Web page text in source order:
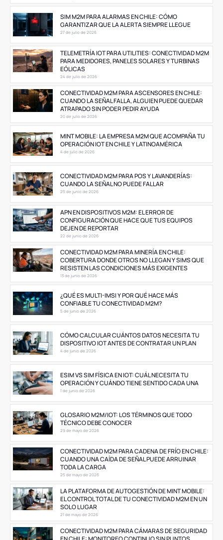
SIM M2M PARA ALARMAS EN CHILE: CÓMO
GARANTIZAR QUE LA ALERTA SIEMPRE LLEGUE
27 de julio de 2026
TELEMETRÍA IOT PARA UTILITIES: CONECTIVIDAD M2M
PARA MEDIDORES, PANELES SOLARES Y TURBINAS
EÓLICAS
24 de julio de 2026
CONECTIVIDAD M2M PARA ASCENSORES EN CHILE:
CUANDO LA SEÑAL FALLA, ALGUIEN PUEDE QUEDAR
ATRAPADO SIN PODER PEDIR AYUDA
20 de julio de 2026
MINT MOBILE: LA EMPRESA M2M QUE ACOMPAÑA TU
OPERACIÓN IOT EN CHILE Y LATINOAMÉRICA
4 de julio de 2026
CONECTIVIDAD M2M PARA POS Y LAVANDERÍAS:
CUANDO LA SEÑAL NO PUEDE FALLAR
25 de junio de 2026
APN EN DISPOSITIVOS M2M: EL ERROR DE
CONFIGURACIÓN QUE HACE QUE TUS EQUIPOS
DEJEN DE REPORTAR
22 de junio de 2026
CONECTIVIDAD M2M PARA MINERÍA EN CHILE:
COBERTURA DONDE OTROS NO LLEGAN Y SIMS QUE
RESISTEN LAS CONDICIONES MÁS EXIGENTES
13 de junio de 2026
¿QUÉ ES MULTI-IMSI Y POR QUÉ HACE MÁS
CONFIABLE TU CONECTIVIDAD M2M?
5 de junio de 2026
CÓMO CALCULAR CUÁNTOS DATOS NECESITA TU
DISPOSITIVO IOT ANTES DE CONTRATAR UN PLAN
4 de junio de 2026
ESIM VS SIM FÍSICA EN IOT: CUÁL NECESITA TU
OPERACIÓN Y CUÁNDO TIENE SENTIDO CADA UNA
1 de junio de 2026
GLOSARIO M2M/IOT: LOS TÉRMINOS QUE TODO
TÉCNICO DEBE CONOCER
29 de mayo de 2026
CONECTIVIDAD M2M PARA CADENA DE FRÍO EN CHILE:
CUANDO UNA CAÍDA DE SEÑAL PUEDE ARRUINAR
TODA LA CARGA
25 de mayo de 2026
LA PLATAFORMA DE AUTOGESTIÓN DE MINT MOBILE:
EL CONTROL TOTAL DE TU CONECTIVIDAD M2M EN UN
SOLO LUGAR
21 de mayo de 2026
CONECTIVIDAD M2M PARA CÁMARAS DE SEGURIDAD